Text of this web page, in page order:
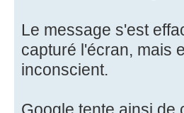
Le message s'est
capturé l'écran, mais
inconscient.
Google tente ainsi de